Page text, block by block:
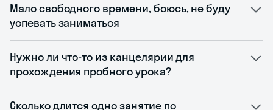
Мало свободного времени, боюсь, не буду
успевать заниматься
Нужно ли что-то из канцелярии для
прохождения пробного урока?
Сколько длится одно занятие по